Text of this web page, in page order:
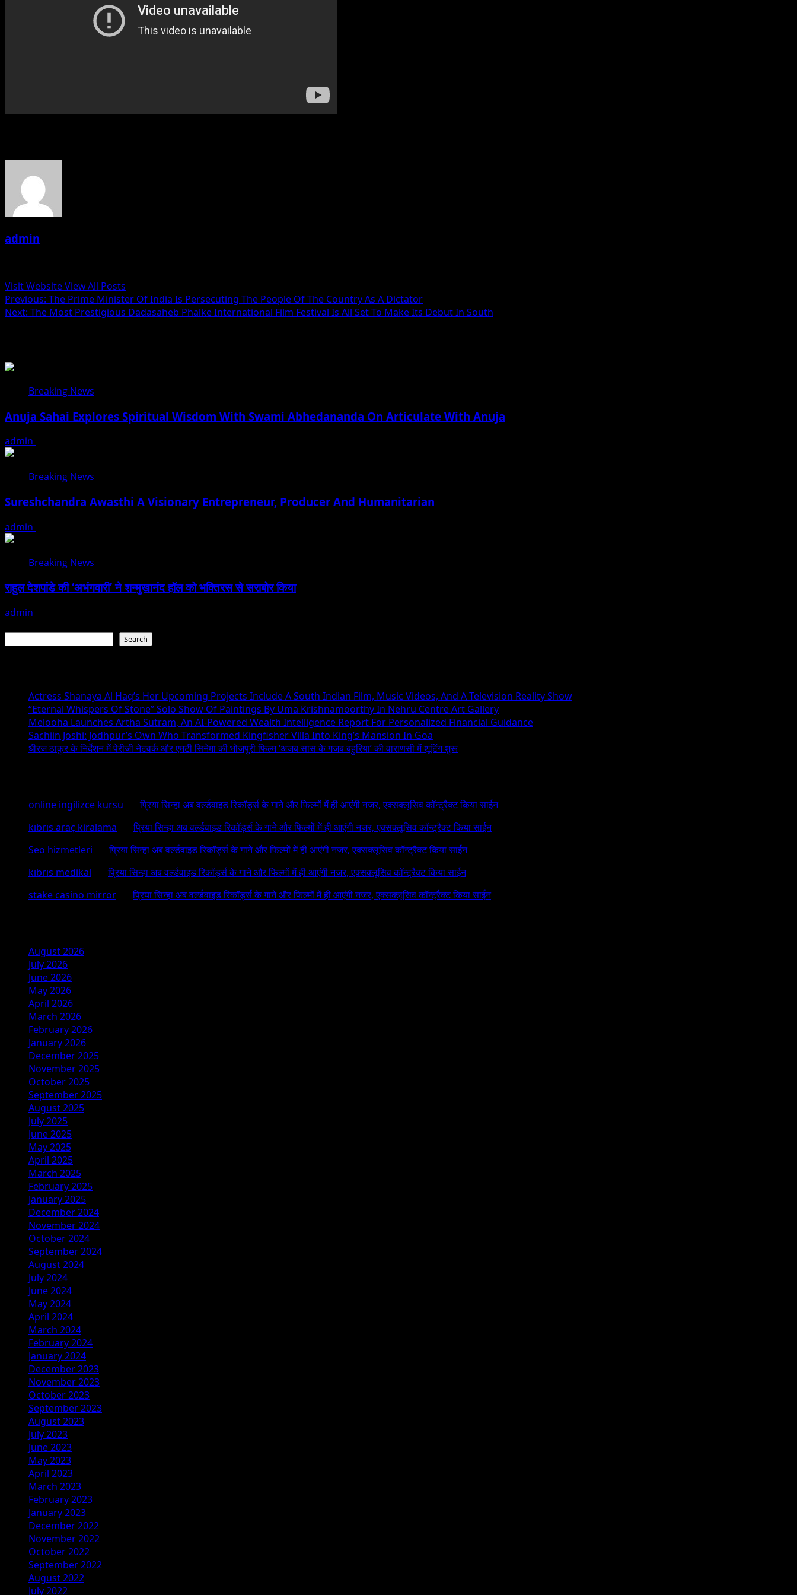
admin
Visit WebsiteView All Posts
Post
navigation
Previous: The Prime Minister Of India Is Persecuting The People Of The Country As A Dictator
Next: The Most Prestigious Dadasaheb Phalke International Film Festival Is All Set To Make Its Debut In South
Breaking News
Anuja Sahai Explores Spiritual Wisdom With Swami Abhedananda On Articulate With Anuja
admin
Breaking News
Sureshchandra Awasthi A Visionary Entrepreneur, Producer And Humanitarian
admin
Breaking News
राहुल देशपांडे की ‘अभंगवारी’ ने शन्मुखानंद हॉल को भक्तिरस से सराबोर किया
admin
Search
Actress Shanaya Al Haq’s Her Upcoming Projects Include A South Indian Film, Music Videos, And A Television Reality Show
“Eternal Whispers Of Stone” Solo Show Of Paintings By Uma Krishnamoorthy In Nehru Centre Art Gallery
Melooha Launches Artha Sutram, An AI-Powered Wealth Intelligence Report For Personalized Financial Guidance
Sachiin Joshi: Jodhpur’s Own Who Transformed Kingfisher Villa Into King’s Mansion In Goa
धीरज ठाकुर के निर्देशन में पेरीजी नेटवर्क और एमटी सिनेमा की भोजपुरी फिल्म ‘अजब सास के गजब बहुरिया’ की वाराणसी में शूटिंग शुरू
online ingilizce kursu onप्रिया सिन्हा अब वर्ल्डवाइड रिकॉर्ड्स के गाने और फिल्मों में ही आएंगी नजर, एक्सक्लूसिव कॉन्ट्रैक्ट किया साईन
kıbrıs araç kiralama onप्रिया सिन्हा अब वर्ल्डवाइड रिकॉर्ड्स के गाने और फिल्मों में ही आएंगी नजर, एक्सक्लूसिव कॉन्ट्रैक्ट किया साईन
Seo hizmetleri onप्रिया सिन्हा अब वर्ल्डवाइड रिकॉर्ड्स के गाने और फिल्मों में ही आएंगी नजर, एक्सक्लूसिव कॉन्ट्रैक्ट किया साईन
kıbrıs medikal onप्रिया सिन्हा अब वर्ल्डवाइड रिकॉर्ड्स के गाने और फिल्मों में ही आएंगी नजर, एक्सक्लूसिव कॉन्ट्रैक्ट किया साईन
stake casino mirror onप्रिया सिन्हा अब वर्ल्डवाइड रिकॉर्ड्स के गाने और फिल्मों में ही आएंगी नजर, एक्सक्लूसिव कॉन्ट्रैक्ट किया साईन
August 2026
July 2026
June 2026
May 2026
April 2026
March 2026
February 2026
January 2026
December 2025
November 2025
October 2025
September 2025
August 2025
July 2025
June 2025
May 2025
April 2025
March 2025
February 2025
January 2025
December 2024
November 2024
October 2024
September 2024
August 2024
July 2024
June 2024
May 2024
April 2024
March 2024
February 2024
January 2024
December 2023
November 2023
October 2023
September 2023
August 2023
July 2023
June 2023
May 2023
April 2023
March 2023
February 2023
January 2023
December 2022
November 2022
October 2022
September 2022
August 2022
July 2022